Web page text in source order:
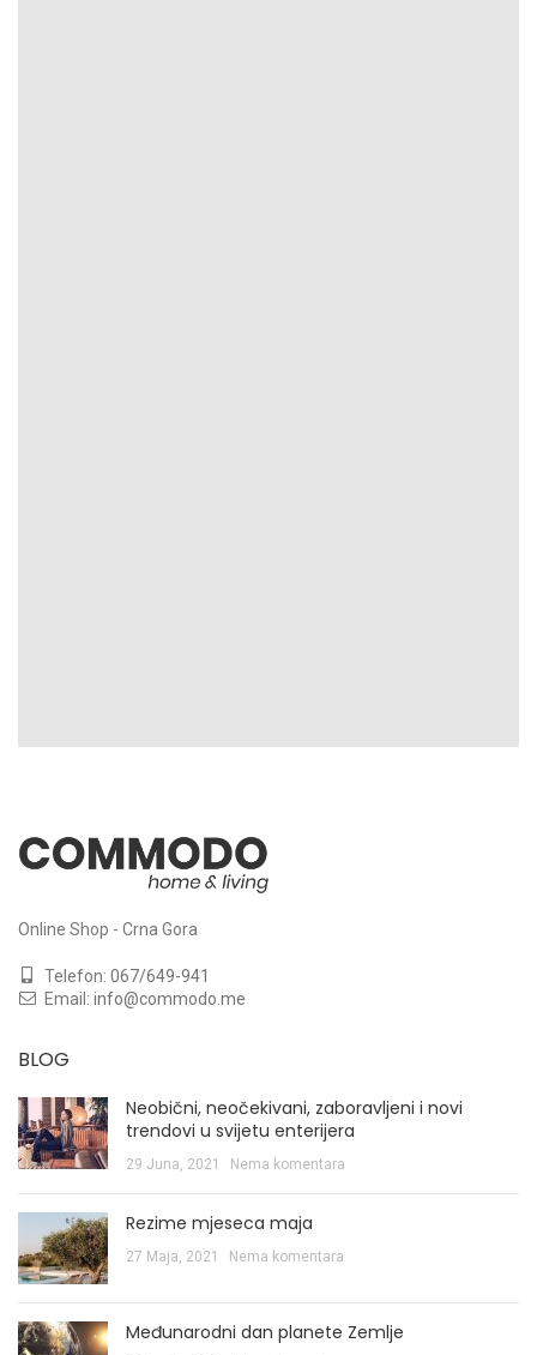
Online Shop - Crna Gora
Telefon: 067/649-941
Email: info@commodo.me
BLOG
Neobični, neočekivani, zaboravljeni i novi
trendovi u svijetu enterijera
29 Juna, 2021 Nema komentara
Rezime mjeseca maja
27 Maja, 2021 Nema komentara
Međunarodni dan planete Zemlje